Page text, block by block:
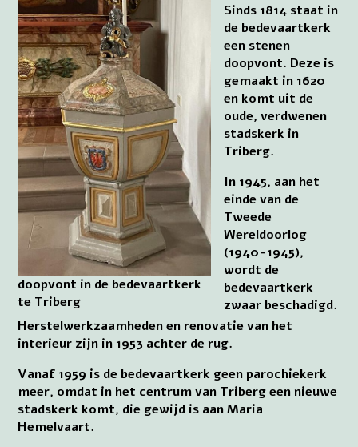
doopvont in de bedevaartkerk
te Triberg
Sinds 1814 staat in
de bedevaartkerk
een stenen
doopvont. Deze is
gemaakt in 1620
en komt uit de
oude, verdwenen
stadskerk in
Triberg.
In 1945, aan het
einde van de
Tweede
Wereldoorlog
(1940-1945),
wordt de
bedevaartkerk
zwaar beschadigd.
Herstelwerkzaamheden en renovatie van het
interieur zijn in 1953 achter de rug.
Vanaf 1959 is de bedevaartkerk geen parochiekerk
meer, omdat in het centrum van Triberg een nieuwe
stadskerk komt, die gewijd is aan Maria
Hemelvaart.